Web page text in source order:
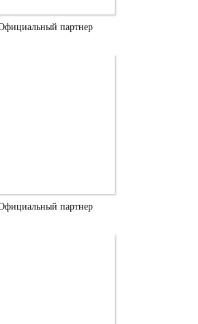
партнер
партнер